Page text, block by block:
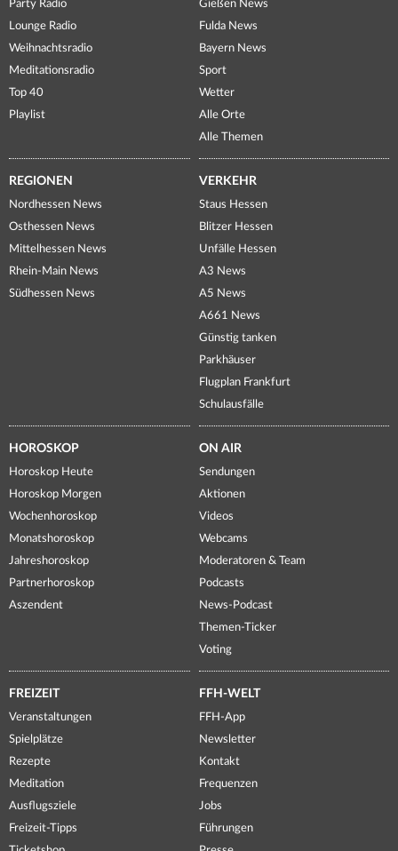
Party Radio
Lounge Radio
Weihnachtsradio
Meditationsradio
Top 40
Playlist
Gießen News
Fulda News
Bayern News
Sport
Wetter
Alle Orte
Alle Themen
REGIONEN
Nordhessen News
Osthessen News
Mittelhessen News
Rhein-Main News
Südhessen News
VERKEHR
Staus Hessen
Blitzer Hessen
Unfälle Hessen
A3 News
A5 News
A661 News
Günstig tanken
Parkhäuser
Flugplan Frankfurt
Schulausfälle
HOROSKOP
Horoskop Heute
Horoskop Morgen
Wochenhoroskop
Monatshoroskop
Jahreshoroskop
Partnerhoroskop
Aszendent
ON AIR
Sendungen
Aktionen
Videos
Webcams
Moderatoren & Team
Podcasts
News-Podcast
Themen-Ticker
Voting
FREIZEIT
Veranstaltungen
Spielplätze
Rezepte
Meditation
Ausflugsziele
Freizeit-Tipps
FFH-WELT
FFH-App
Newsletter
Kontakt
Frequenzen
Jobs
Führungen